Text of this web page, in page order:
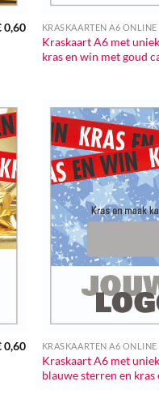
0,60 KRASKAARTEN A6
Kraskaart A6 met
kras en win met goud
0,60 KRASKAARTEN A6
Kraskaart A6 met
blauwe sterren en